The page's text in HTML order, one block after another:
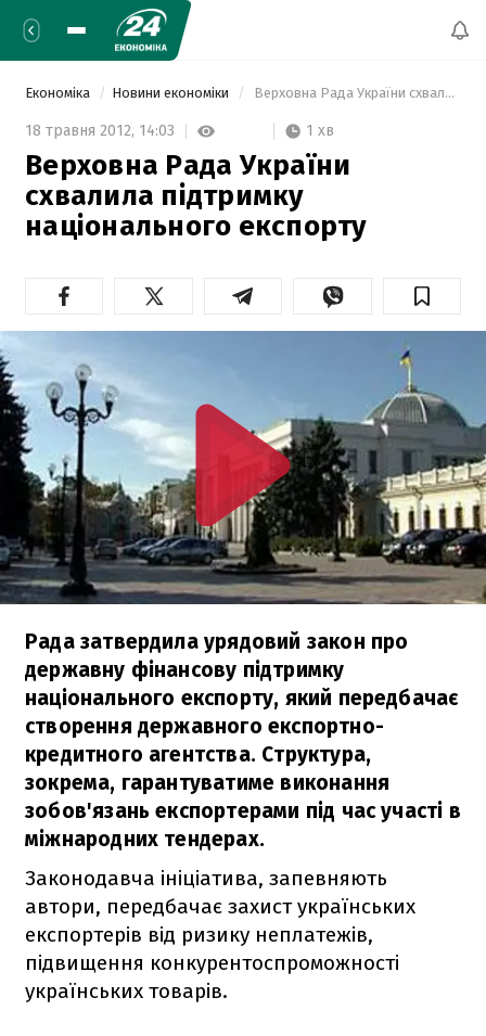
Економіка Новини економіки Верховна Рада України схвалила підтримку національного експорту
18 травня 2012, 14:03 1 хв
Верховна Рада України
схвалила підтримку
національного експорту
Рада затвердила урядовий закон про
державну фінансову підтримку
національного експорту, який передбачає
створення державного експортно-
кредитного агентства. Структура,
зокрема, гарантуватиме виконання
зобов'язань експортерами під час участі в
міжнародних тендерах.
Законодавча ініціатива, запевняють
автори, передбачає захист українських
експортерів від ризику неплатежів,
підвищення конкурентоспроможності
українських товарів.